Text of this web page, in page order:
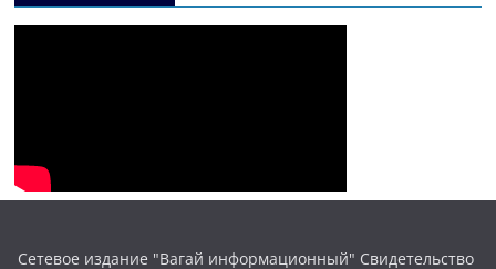
Сетевое издание "Вагай информационный" Свидетельство